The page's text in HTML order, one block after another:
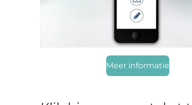
Meer informatie